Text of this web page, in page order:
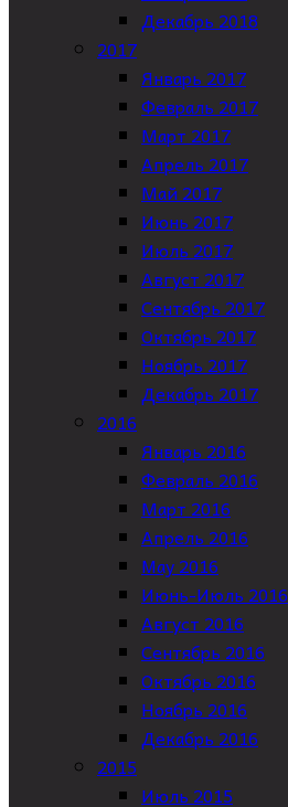
Декабрь 2018
2017
Январь 2017
Февраль 2017
Март 2017
Апрель 2017
Май 2017
Июнь 2017
Июль 2017
Август 2017
Сентябрь 2017
Октябрь 2017
Ноябрь 2017
Декабрь 2017
2016
Январь 2016
Февраль 2016
Март 2016
Апрель 2016
May 2016
Июнь-Июль 2016
Август 2016
Сентябрь 2016
Октябрь 2016
Ноябрь 2016
Декабрь 2016
2015
Июль 2015